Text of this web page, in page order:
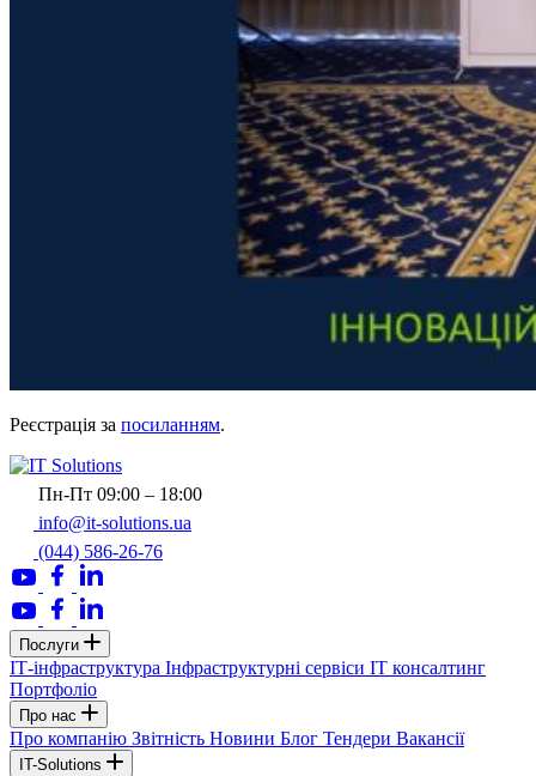
Реєстрація за посиланням.
Пн-Пт 09:00 – 18:00
info@it-solutions.ua
(044) 586-26-76
Послуги
ІТ-інфраструктура Інфраструктурні сервіси IT консалтинг
Портфоліо
Про нас
Про компанію Звітність Новини Блог Тендери Вакансії
IT-Solutions